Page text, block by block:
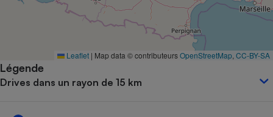
Leaflet | Map data © contributeursOpenStreetMap CC-BY-SA
Légende
Drives dans un rayon de 15 km
bouteille
Matelas